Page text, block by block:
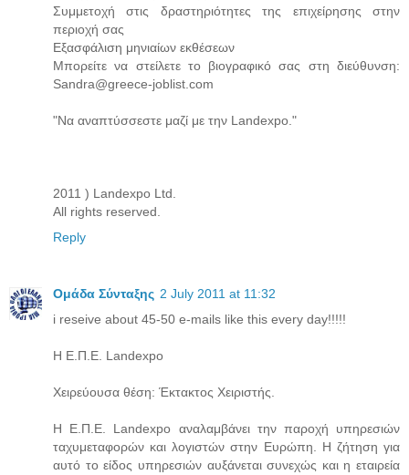
Συμμετοχή στις δραστηριότητες της επιχείρησης στην
περιοχή σας
Εξασφάλιση μηνιαίων εκθέσεων
Μπορείτε να στείλετε το βιογραφικό σας στη διεύθυνση:
Sandra@greece-joblist.com
"Να αναπτύσσεστε μαζί με την Landexpo."
2011 ) Landexpo Ltd.
All rights reserved.
Reply
Ομάδα Σύνταξης 2 July 2011 at 11:32
i reseive about 45-50 e-mails like this every day!!!!!
Η Ε.Π.Ε. Landexpo
Χειρεύουσα θέση: Έκτακτος Χειριστής.
Η Ε.Π.Ε. Landexpo αναλαμβάνει την παροχή υπηρεσιών
ταχυμεταφορών και λογιστών στην Ευρώπη. Η ζήτηση για
αυτό το είδος υπηρεσιών αυξάνεται συνεχώς και η εταιρεία